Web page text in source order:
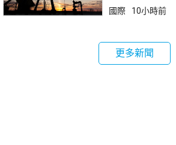
國際 10小時前
更多新聞